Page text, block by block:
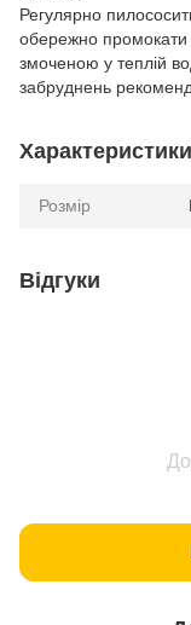
Регулярно
обережно промокати
змоченою у теплій
забруднень
Характеристики
Розмір
Відгуки